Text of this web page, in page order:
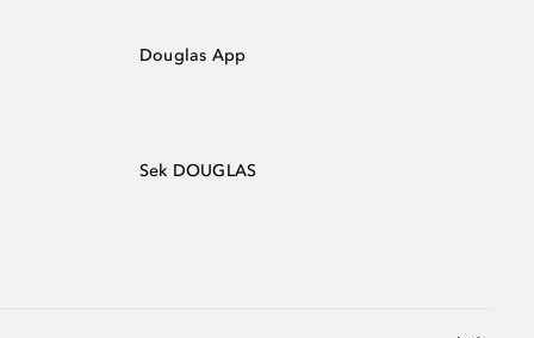
Douglas App
Sek DOUGLAS